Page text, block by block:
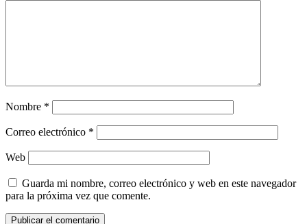
Nombre *
Correo electrónico *
Web
Guarda mi nombre, correo electrónico y web en este navegador
para la próxima vez que comente.